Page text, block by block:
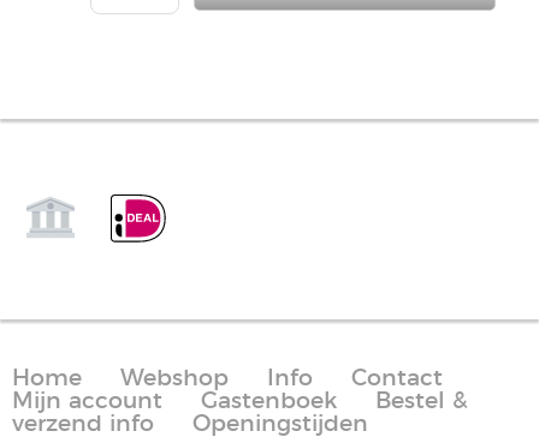
Home Webshop Info
Contact
Mijn account
Gastenboek
Bestel &
verzend info
Openingstijden